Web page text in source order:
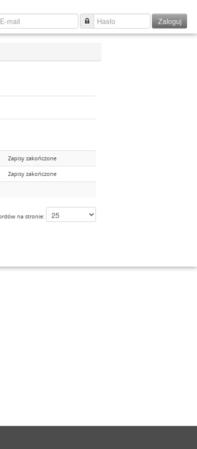
Zaloguj
Zapisy zakończone
Zapisy zakończone
na stronie: